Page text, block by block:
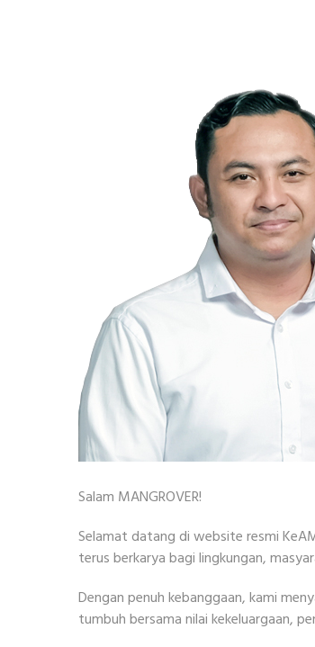
Salam MANGROVER!
Selamat datang di website resmi
terus berkarya bagi lingkungan,
Dengan penuh kebanggaan, kami
tumbuh bersama nilai kekeluargaan,